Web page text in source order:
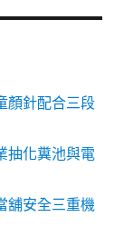
顏針配合三段
抽化糞池與電
舖安全三重機